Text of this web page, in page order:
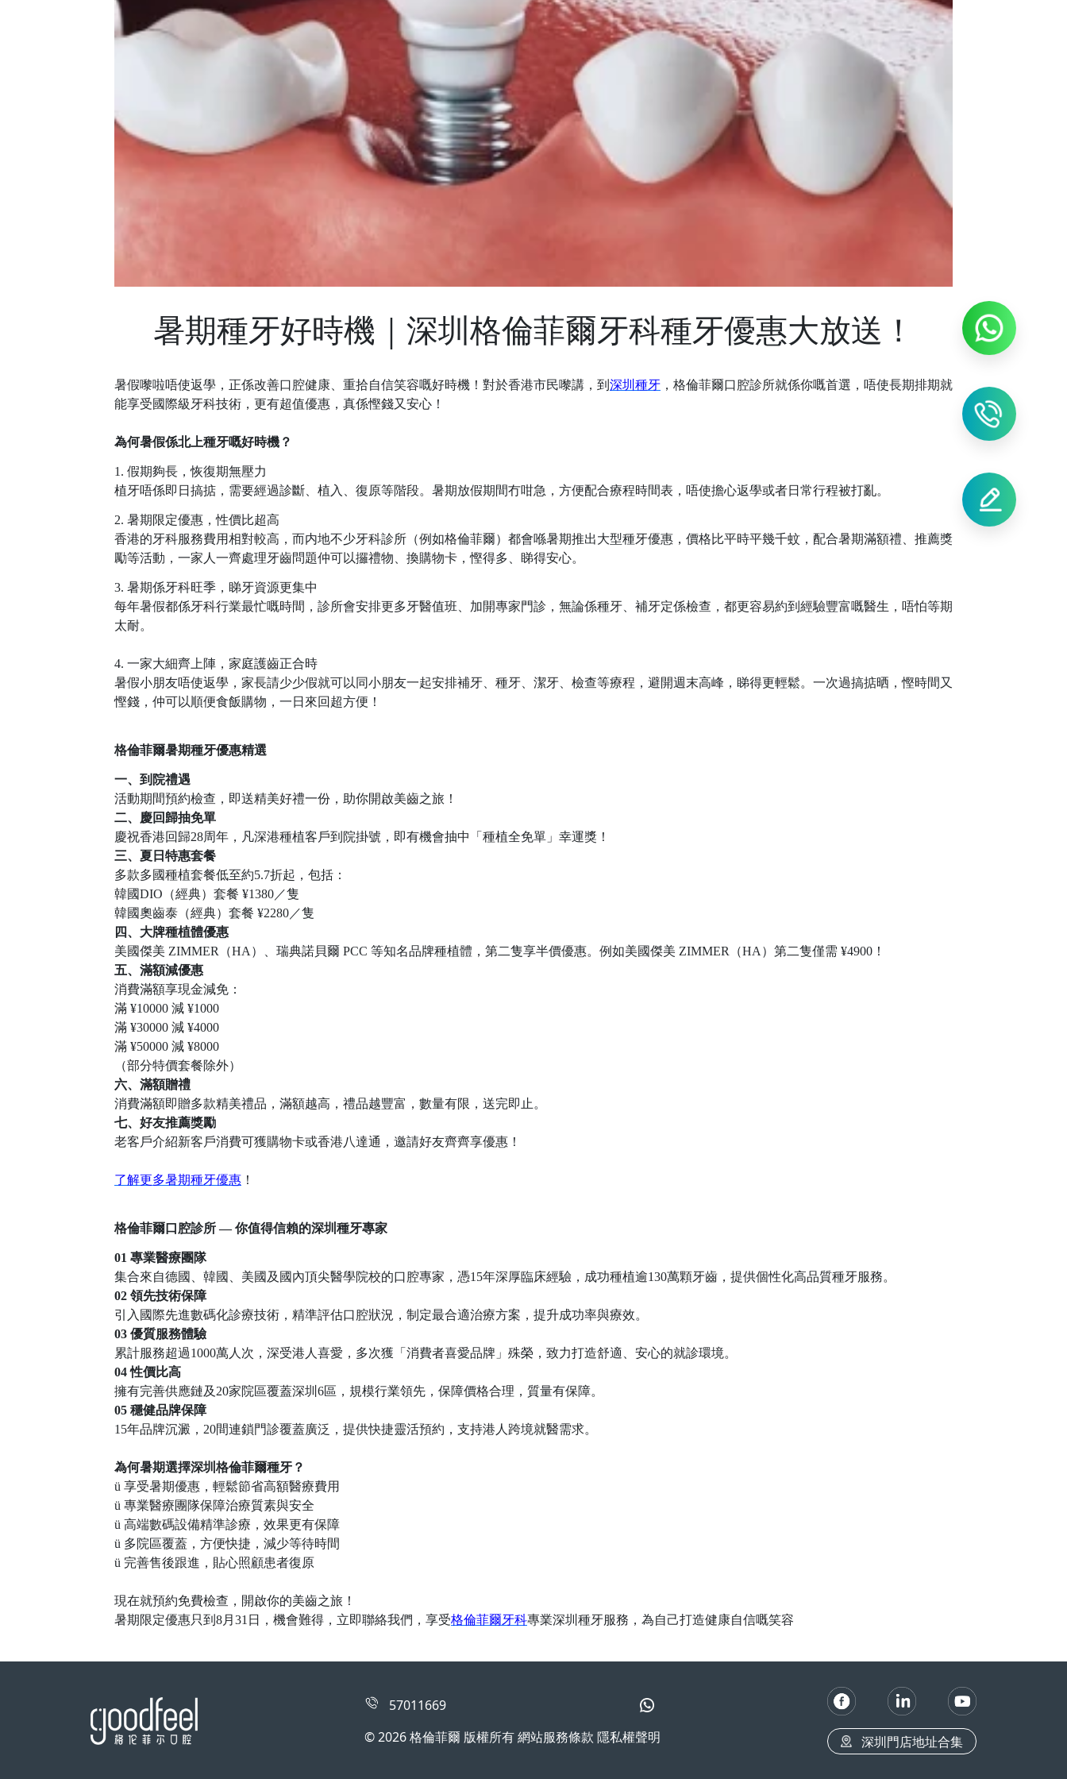
暑期種牙好時機｜深圳格倫菲爾牙科種牙優惠大放送！
暑假嚟啦唔使返學，正係改善口腔健康、重拾自信笑容嘅好時機！對於香港市民嚟講，到 深圳種牙 ，格倫菲爾口腔診所就係你嘅首選 ， 唔使長期排期就
能享受國際級牙科技術 ，更有超值優惠， 真係慳錢又安心！
為何暑假係北上種牙嘅好時機？
1. 假期夠長，恢復期無壓力
植牙唔係即日搞掂，需要經過診斷、植入、復原等階段。暑期放假期間冇咁急，方便配合療程時間表，唔使擔心返學或者日常行程被打亂。
2. 暑期限定優惠，性價比超高
香港的牙科服務費用相對較高 ， 而内地不少牙科診所（例如格倫菲爾）都會喺暑期推出大型種牙優惠，價格比平時平幾千蚊，配合暑期滿額禮、推薦獎
勵等活動，一家人一齊處理牙齒問題仲可以攞禮物、換購物卡，慳得多、睇得安心。
3. 暑期係牙科旺季，睇牙資源更集中
每年暑假都係牙科行業最忙嘅時間，診所會安排更多牙醫值班、加開專家門診，無論係種牙、補牙定係檢查， 都更容易約到經驗豐富嘅醫生 ，唔怕等期
太耐。
4. 一家大細齊上陣，家庭護齒正合時
暑假小朋友唔使返學，家長請少少假就可以 同小朋友一起安排補牙、種牙 潔牙、檢查等療程，避開週末高峰，睇得更輕鬆。 一次過搞掂晒，慳時間又
慳錢，仲可以順便食飯購物，一日來回超方便！
格倫菲爾暑期種牙優惠精選
一、到院禮遇
活動期間預約檢查，即送精美好禮一份，助你開啟美齒之旅！
二、慶回歸抽免單
慶祝香港回歸28周年，凡深港種植客戶到院掛號，即有機會抽中「種植全免單」幸運獎！
三、夏日特惠套餐
多款多國種植套餐低至約5.7折起，包括：
韓國DIO（經典）套餐 ¥1380／隻
韓國奧齒泰（經典）套餐 ¥2280／隻
四、大牌種植體優惠
美國傑美 ZIMMER（HA）、瑞典諾貝爾 PCC 等知名品牌種植體，第二隻享半價優惠。例如美國傑美 ZIMMER（HA）第二隻僅需 ¥4900！
五、滿額減優惠
消費滿額享現金減免：
滿 ¥10000 減 ¥1000
滿 ¥30000 減 ¥4000
滿 ¥50000 減 ¥8000
（部分特價套餐除外）
六、滿額贈禮
消費滿額即贈多款精美禮品，滿額越高，禮品越豐富，數量有限，送完即止。
七、好友推薦獎勵
老客戶介紹新客戶消費可獲購物卡或香港八達通，邀請好友齊齊享優惠！
了解更多暑期種牙優惠 ！
格倫菲爾口腔診所 — 你值得信賴的深圳種牙專家
01 專業醫療團隊
集合來自德國、韓國、美國及國內頂尖醫學院校的口腔專家，憑15年深厚臨床經驗，成功種植逾130萬顆牙齒，提供個性化高品質種牙服務。
02 領先技術保障
引入國際先進數碼化診療技術，精準評估口腔狀況，制定最合適治療方案，提升成功率與療效。
03 優質服務體驗
累計服務超過1000萬人次，深受港人喜愛，多次獲「消費者喜愛品牌」殊榮，致力打造舒適、安心的就診環境。
04 性價比高
擁有完善供應鏈及 20家院區覆蓋深圳6區，規模行業領先，保障價格合理，質量有保障。
05 穩健品牌保障
15年品牌沉澱，20間連鎖門診覆蓋廣泛，提供快捷靈活預約，支持港人跨境就醫需求。
為何暑期選擇深圳格倫菲爾種牙？
ü 享受暑期優惠，輕鬆節省高額醫療費用
ü 專業醫療團隊保障治療質素與安全
ü 高端數碼設備精準診療，效果更有保障
ü 多院區覆蓋，方便快捷，減少等待時間
ü 完善售後跟進，貼心照顧患者復原
現在就預約免費檢查，開啟你的美齒之旅！
暑期限定優惠只到 8月31日，機會難得，立即聯絡我們，享受格倫菲爾牙科專業深圳種牙服務，為自己打造健康自信嘅笑容
57011669
© 2026 格倫菲爾 版權所有 網站服務條款 隱私權聲明
深圳門店地址合集